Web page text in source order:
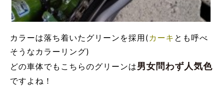
カラーは落ち着いたグリーンを採用( カーキ とも呼べ
そうなカラーリング)
どの車体でもこちらのグリーンは男女問わず人気色
ですよね！